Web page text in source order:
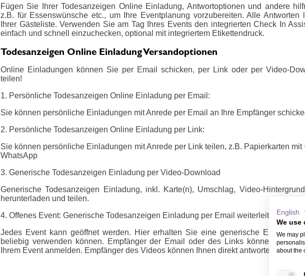
Fügen Sie Ihrer Todesanzeigen Online Einladung, Antwortoptionen und andere
z.B. für Essenswünsche etc., um Ihre Eventplanung vorzubereiten. Alle Antworten
Ihrer Gästeliste. Verwenden Sie am Tag Ihres Events den integrierten Check In
einfach und schnell einzuchecken, optional mit integriertem Etikettendruck.
Todesanzeigen Online Einladung Versandoptionen
Online Einladungen können Sie per Email schicken, per Link oder per Video-
teilen!
1. Persönliche Todesanzeigen Online Einladung per Email:
Sie können persönliche Einladungen mit Anrede per Email an Ihre Empfänger
2. Persönliche Todesanzeigen Online Einladung per Link:
Sie können persönliche Einladungen mit Anrede per Link teilen, z.B. Papierkarten
WhatsApp
3. Generische Todesanzeigen Einladung per Video-Download
Generische Todesanzeigen Einladung, inkl. Karte(n), Umschlag, Video-
herunterladen und teilen.
4. Offenes Event: Generische Todesanzeigen Einladung per Email weiterleiten oder
Jedes Event kann geöffnet werden. Hier erhalten Sie eine generische Email
beliebig verwenden können. Empfänger der Email oder des Links können sich
Ihrem Event anmelden. Empfänger des Videos können Ihnen direkt antworten, z.B.
English
We use
We may
about the